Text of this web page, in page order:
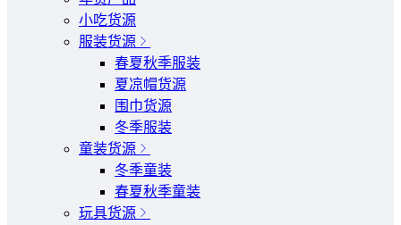
小吃货源
服装货源
春夏秋季服装
夏凉帽货源
围巾货源
冬季服装
童装货源
冬季童装
春夏秋季童装
玩具货源